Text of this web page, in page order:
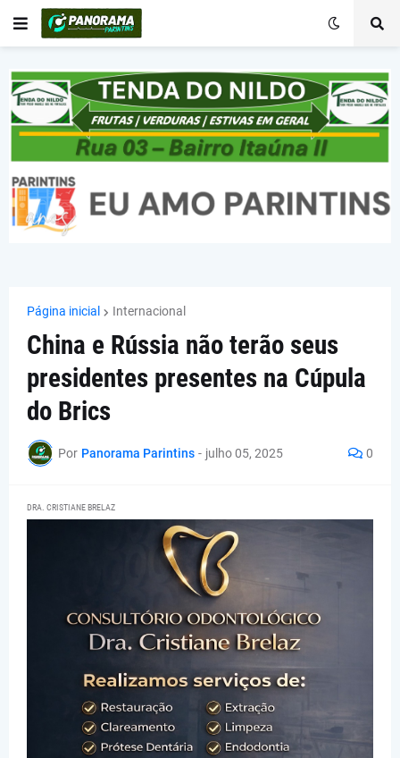
Página inicial Internacional
China e Rússia não terão seus
presidentes presentes na Cúpula
do Brics
Por Panorama Parintins - julho 05, 2025 0
DRA. CRISTIANE BRELAZ